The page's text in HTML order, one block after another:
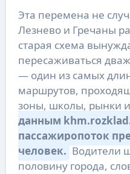
Эта перемена не
Лезнево и Гречаны
старая схема
пересаживаться
— один из самых
маршрутов,
зоны, школы, рынки
данным
пассажиропоток
человек. Водители
половину города,